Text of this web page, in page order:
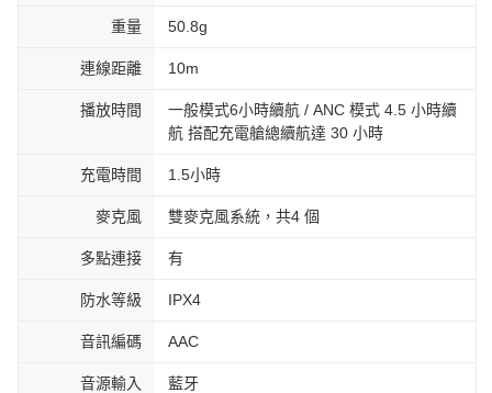
重量 50.8g
連線距離 10m
播放時間
一般模式6小時續航 / ANC 模式 4.5 小時續
航 搭配充電艙總續航達 30 小時
充電時間 1.5小時
麥克風 雙麥克風系統，共4 個
多點連接 有
防水等級 IPX4
音訊編碼 AAC
音源輸入 藍牙